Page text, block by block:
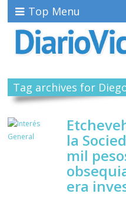
Top Menu
Tag archives for
la
mil
era